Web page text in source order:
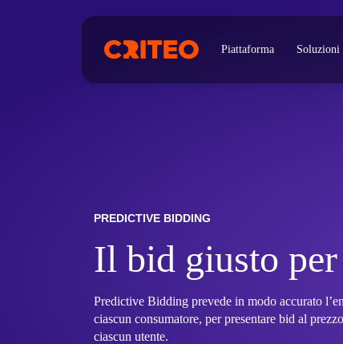
Piattaforma Soluzioni
PREDICTIVE BIDDING
Il bid giusto
Predictive Bidding prevede in modo accurato
ciascun consumatore, per presentare bid al
ciascun utente.